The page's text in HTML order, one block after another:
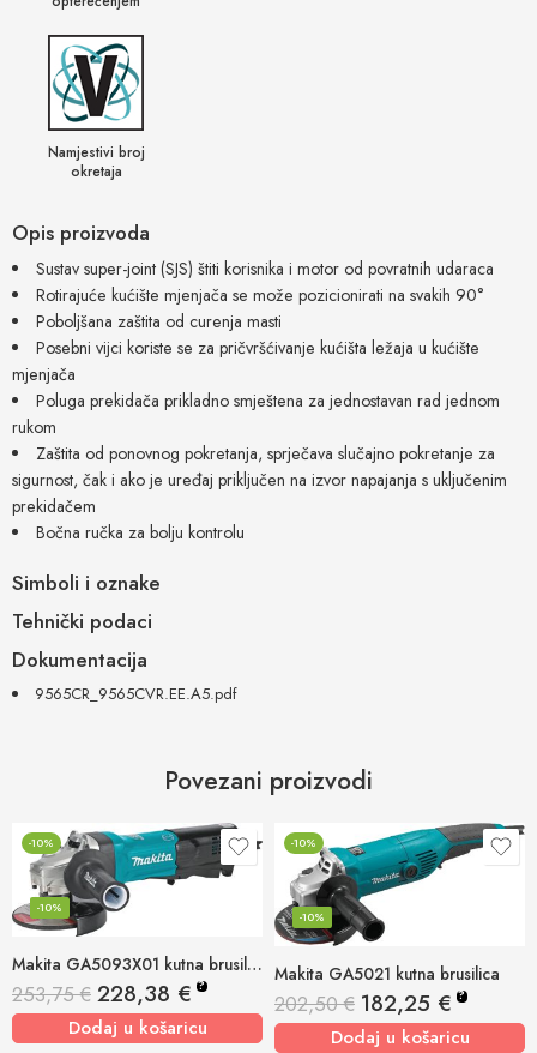
Opis proizvoda
Sustav super-joint (SJS) štiti korisnika i motor od povratnih udaraca
Rotirajuće kućište mjenjača se može pozicionirati na svakih 90°
Poboljšana zaštita od curenja masti
Posebni vijci koriste se za pričvršćivanje kućišta ležaja u kućište
mjenjača
Poluga prekidača prikladno smještena za jednostavan rad jednom
rukom
Zaštita od ponovnog pokretanja, sprječava slučajno pokretanje za
sigurnost, čak i ako je uređaj priključen na izvor napajanja s uključenim
prekidačem
Bočna ručka za bolju kontrolu
Simboli i oznake
Namjestivi broj
okretaja
Tehnički podaci
Dokumentacija
9565CR_9565CVR.EE.A5.pdf
Povezani proizvodi
-10%
Makita GA5093X01 kutna brusilica 1.900w, 125mm
-10%
253,75€ 228,38 € ?
Dodaj u košaricu
-10%
Makita GA5021 kutna brusilica
-10%
202,50€ 182,25 € ?
Dodaj u košaricu